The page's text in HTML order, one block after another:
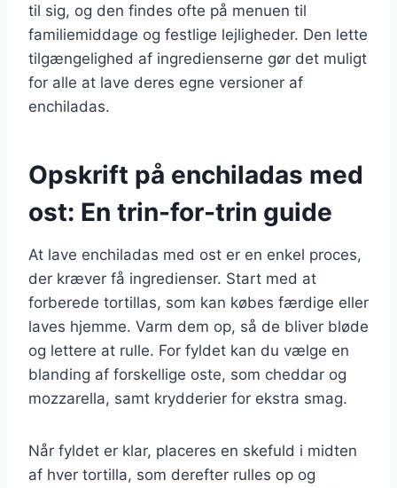
til sig, og den findes ofte på menuen til
familiemiddage og festlige lejligheder. Den lette
tilgængelighed af ingredienserne gør det muligt
for alle at lave deres egne versioner af
enchiladas.
Opskrift på enchiladas med
ost: En trin-for-trin guide
At lave enchiladas med ost er en enkel proces,
der kræver få ingredienser. Start med at
forberede tortillas, som kan købes færdige eller
laves hjemme. Varm dem op, så de bliver bløde
og lettere at rulle. For fyldet kan du vælge en
blanding af forskellige oste, som cheddar og
mozzarella, samt krydderier for ekstra smag.
Når fyldet er klar, placeres en skefuld i midten
af hver tortilla, som derefter rulles op og